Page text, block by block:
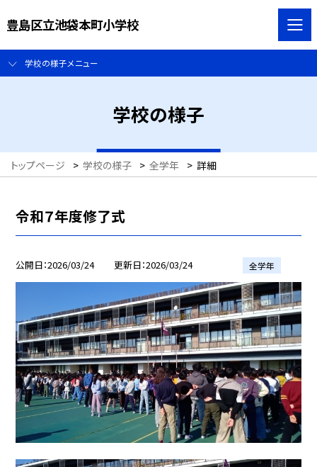
豊島区立池袋本町小学校
学校の様子メニュー
学校の様子
トップページ > 学校の様子 > 全学年 > 詳細
令和７年度修了式
公開日 2026/03/24 更新日 2026/03/24 全学年